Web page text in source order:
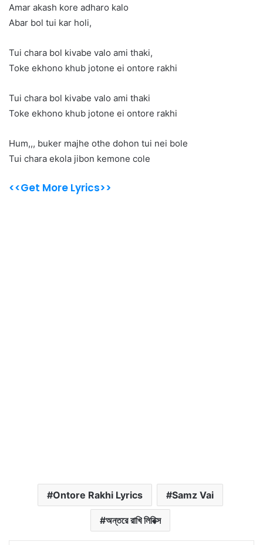
Amar akash kore adharo kalo
Abar bol tui kar holi,
Tui chara bol kivabe valo ami thaki,
Toke ekhono khub jotone ei ontore rakhi
Tui chara bol kivabe valo ami thaki
Toke ekhono khub jotone ei ontore rakhi
Hum,,, buker majhe othe dohon tui nei bole
Tui chara ekola jibon kemone cole
<<Get More Lyrics>>
Ontore Rakhi Lyrics Samz Vai
অন্তরে রাখি লিরিক্স